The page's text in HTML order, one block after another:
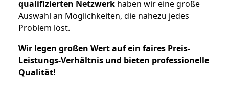
qualifizierten Netzwerk haben wir eine große
Auswahl an Möglichkeiten, die nahezu jedes
Problem löst.
Wir legen großen Wert auf ein faires Preis-
Leistungs-Verhältnis und bieten professionelle
Qualität!